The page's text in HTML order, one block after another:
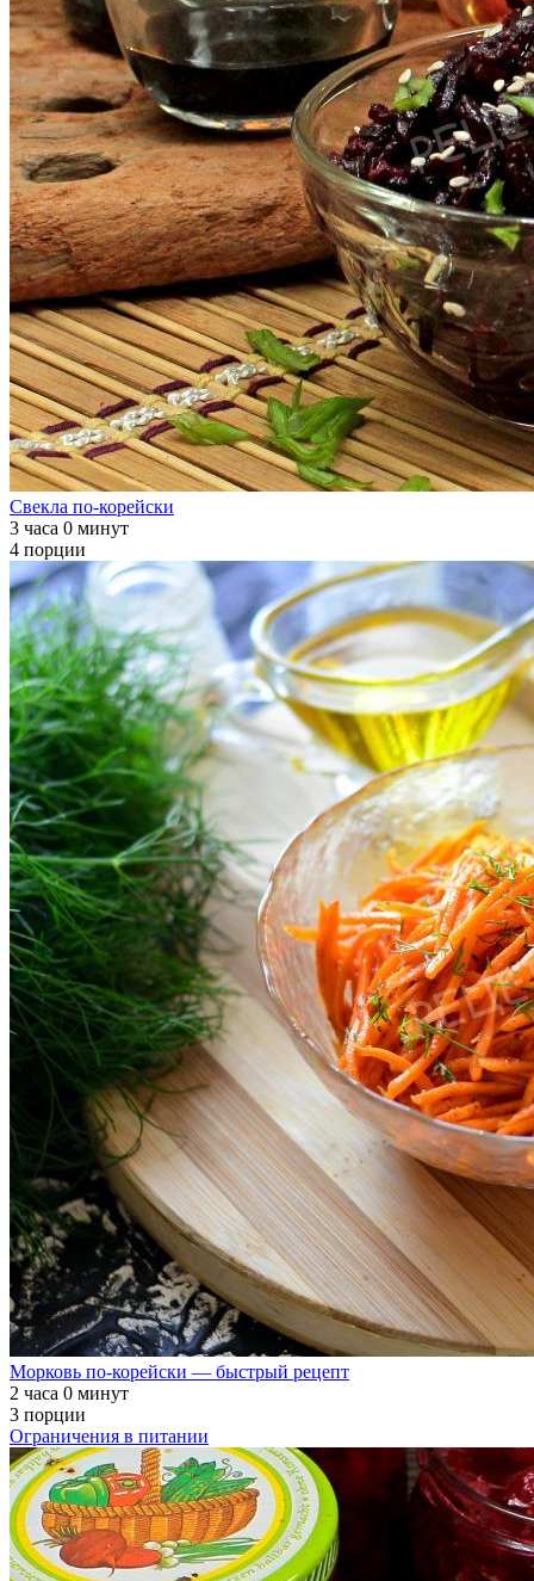
Свекла по-корейски
3 часа 0 минут
4 порции
Морковь по-корейски — быстрый рецепт
2 часа 0 минут
3 порции
Ограничения в питании